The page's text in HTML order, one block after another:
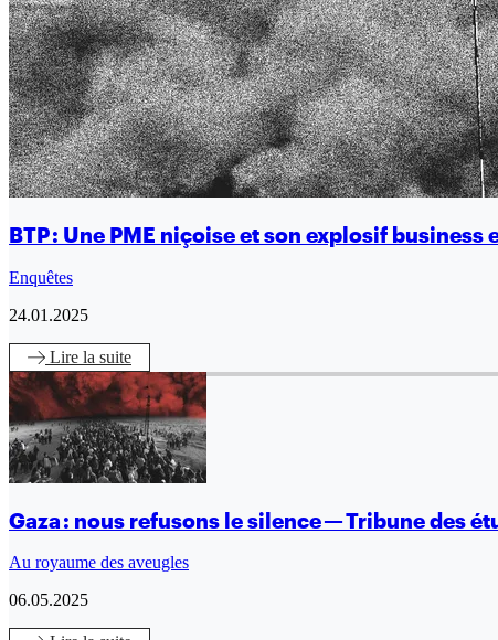
BTP : Une PME niçoise et son explosif business
Enquêtes
24.01.2025
Lire la suite
Gaza : nous refusons le silence — Tribune des
Au royaume des aveugles
06.05.2025